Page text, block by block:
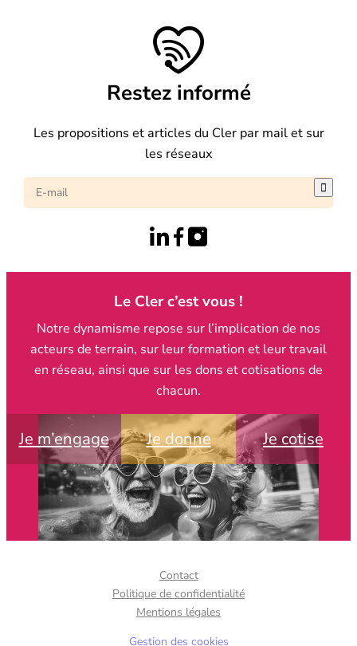
Restez informé
Les propositions et articles du Cler par mail et sur
les réseaux

Le Cler c’est vous !
Notre dynamisme repose sur l’implication de nos
acteurs de terrain, sur leur formation et leur travail
en réseau, ainsi que sur les dons et cotisations de
chacun.
Je m’engage Je donne Je cotise
Contact
Politique de confidentialité
Mentions légales
Gestion des cookies